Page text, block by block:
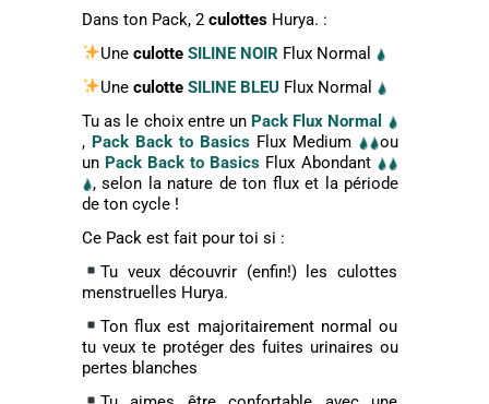
Dans ton Pack, 2 culottes Hurya. :
UneculotteSILINE NOIR Flux Normal
UneculotteSILINE BLEU Flux Normal
Tu as le choix entre un Pack Flux Normal
, Pack Back to Basics Flux Medium
ou
un Pack Back to Basics Flux Abondant
, selon la nature de ton flux et la période
de ton cycle !
Ce Pack est fait pour toi si :
Tu veux découvrir (enfin!) les culottes
menstruelles Hurya.
Ton flux est majoritairement normal ou
tu veux te protéger des fuites urinaires ou
pertes blanches